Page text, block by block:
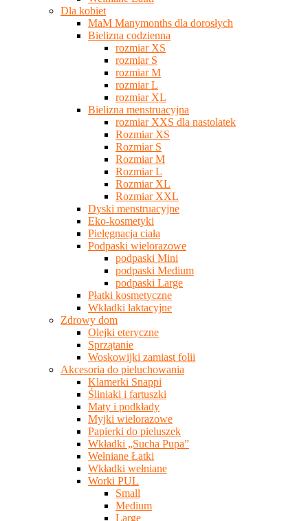
Dla kobiet
MaM Manymonths dla dorosłych
Bielizna codzienna
rozmiar XS
rozmiar S
rozmiar M
rozmiar L
rozmiar XL
Bielizna menstruacyjna
rozmiar XXS dla nastolatek
Rozmiar XS
Rozmiar S
Rozmiar M
Rozmiar L
Rozmiar XL
Rozmiar XXL
Dyski menstruacyjne
Eko-kosmetyki
Pielęgnacja ciała
Podpaski wielorazowe
podpaski Mini
podpaski Medium
podpaski Large
Płatki kosmetyczne
Wkładki laktacyjne
Zdrowy dom
Olejki eteryczne
Sprzątanie
Woskowijki zamiast folii
Akcesoria do pieluchowania
Klamerki Snappi
Śliniaki i fartuszki
Maty i podkłady
Myjki wielorazowe
Papierki do pieluszek
Wkładki „Sucha Pupa”
Wełniane Łatki
Wkładki wełniane
Worki PUL
Small
Medium
Large